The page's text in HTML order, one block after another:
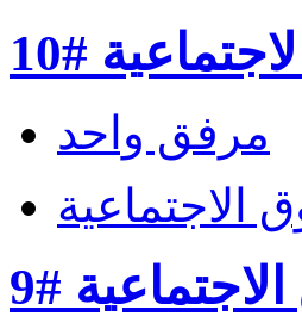
#10
مرفق واحد
الاجتماعية
#9